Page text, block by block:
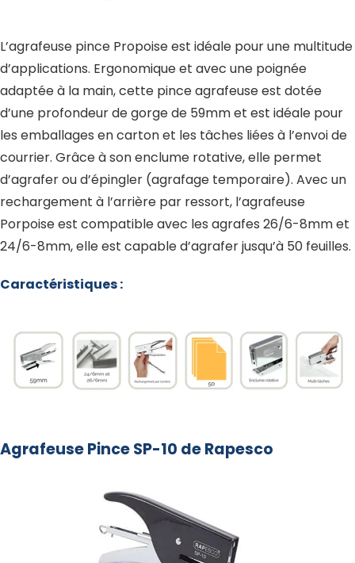
L’agrafeuse pince Propoise est idéale pour une multitude
d’applications. Ergonomique et avec une poignée
adaptée à la main, cette pince agrafeuse est dotée
d’une profondeur de gorge de 59mm et est idéale pour
les emballages en carton et les tâches liées à l’envoi de
courrier. Grâce à son enclume rotative, elle permet
d’agrafer ou d’épingler (agrafage temporaire). Avec un
rechargement à l’arrière par ressort, l’agrafeuse
Porpoise est compatible avec les agrafes 26/6-8mm et
24/6-8mm, elle est capable d’agrafer jusqu’à 50 feuilles.
Caractéristiques :
Agrafeuse Pince SP-10 de Rapesco